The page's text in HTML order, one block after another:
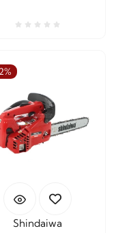
Shindaiwa